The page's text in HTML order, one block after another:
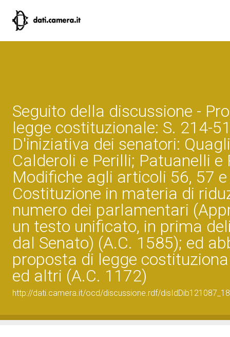
Seguito della discussione -
legge costituzionale: S. 214-
D'iniziativa dei senatori:
Calderoli e Perilli; Patuanelli e
Modifiche agli articoli 56, 57
Costituzione in materia di
numero dei parlamentari
un testo unificato, in prima
dal Senato) (A.C. 1585); ed
proposta di legge
ed altri (A.C. 1172)
http://dati.camera.it/ocd/discussione.rdf/disIdDib121087_18